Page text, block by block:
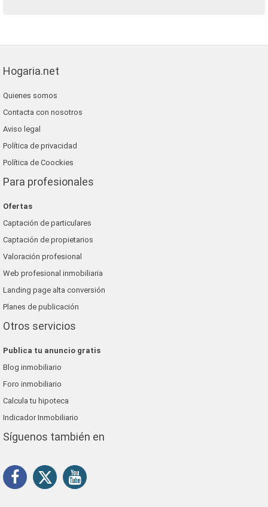
Hogaria.net
Quienes somos
Contacta con nosotros
Aviso legal
Política de privacidad
Política de Coockies
Para profesionales
Ofertas
Captación de particulares
Captación de propietarios
Valoración profesional
Web profesional inmobiliaria
Landing page alta conversión
Planes de publicación
Otros servicios
Publica tu anuncio gratis
Blog inmobiliario
Foro inmobiliario
Calcula tu hipoteca
Indicador Inmobiliario
Síguenos también en